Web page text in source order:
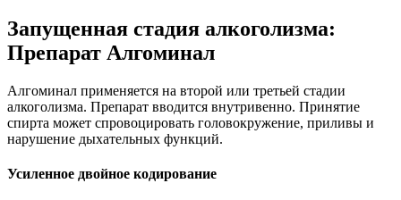
Запущенная стадия алкоголизма:
Препарат Алгоминал
Алгоминал применяется на второй или третьей стадии
алкоголизма. Препарат вводится внутривенно. Принятие
спирта может спровоцировать головокружение, приливы и
нарушение дыхательных функций.
Усиленное двойное кодирование